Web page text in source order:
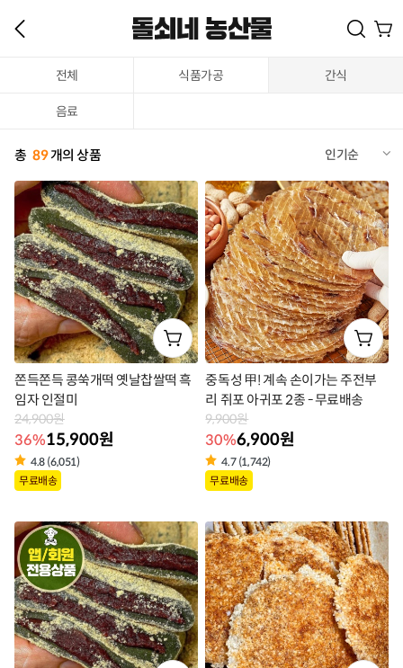
전체 식품가공 간식
음료
총 89개의 상품 인기순
쫀득쫀득 콩쑥개떡 옛날찹쌀떡 흑
임자 인절미
24,900원
36%15,900원
4.8 (6,051)
상
라
벨
무료배송
중독성 甲! 계속 손이가는 주전부
리 쥐포 아귀포 2종 - 무료배송
9,900원
30%6,900원
4.7 (1,742)
상
라
벨
무료배송